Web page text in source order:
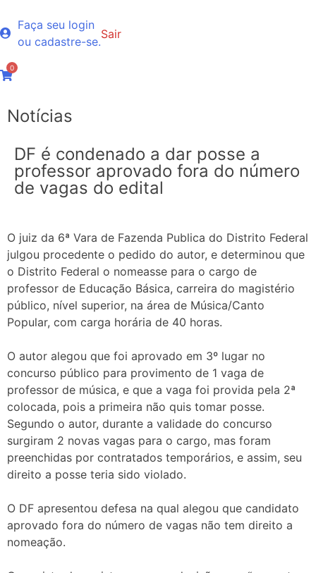
Faça seu login
ou cadastre-se.
Sair
0
Notícias
DF é condenado a dar posse a
professor aprovado fora do número
de vagas do edital
O juiz da 6ª Vara de Fazenda Publica do Distrito Federal
julgou procedente o pedido do autor, e determinou que
o Distrito Federal o nomeasse para o cargo de
professor de Educação Básica, carreira do magistério
público, nível superior, na área de Música/Canto
Popular, com carga horária de 40 horas.
O autor alegou que foi aprovado em 3º lugar no
concurso público para provimento de 1 vaga de
professor de música, e que a vaga foi provida pela 2ª
colocada, pois a primeira não quis tomar posse.
Segundo o autor, durante a validade do concurso
surgiram 2 novas vagas para o cargo, mas foram
preenchidas por contratados temporários, e assim, seu
direito a posse teria sido violado.
O DF apresentou defesa na qual alegou que candidato
aprovado fora do número de vagas não tem direito a
nomeação.